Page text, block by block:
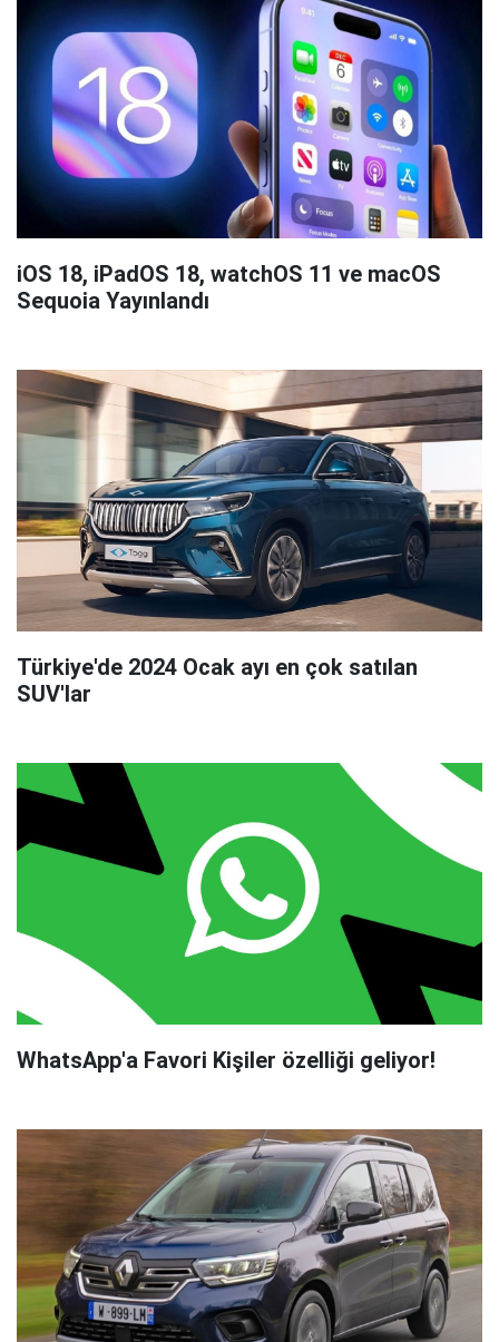
iOS 18, iPadOS 18, watchOS 11 ve macOS
Sequoia Yayınlandı
Türkiye'de 2024 Ocak ayı en çok satılan
SUV'lar
WhatsApp'a Favori Kişiler özelliği geliyor!